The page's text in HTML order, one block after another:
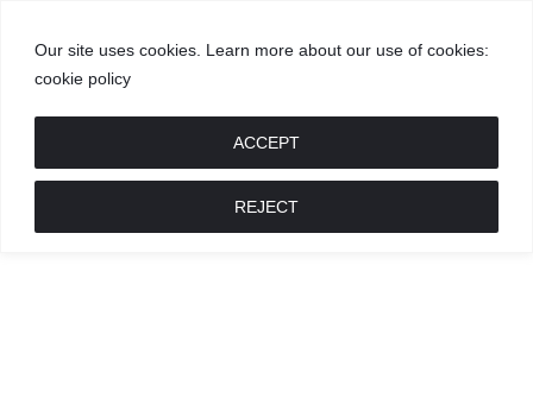
Our site uses cookies. Learn more about our use of cookies:
cookie policy
REJECT
ACCEPT
GROŽIS
MADA